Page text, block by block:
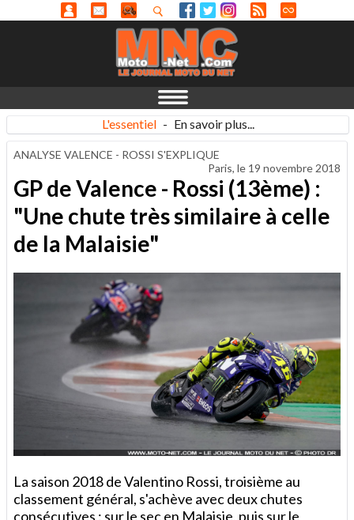
L'essentiel - En savoir plus...
ANALYSE VALENCE - ROSSI S'EXPLIQUE
Paris, le 19 novembre 2018
GP de Valence - Rossi (13ème) :
"Une chute très similaire à celle
de la Malaisie"
La saison 2018 de Valentino Rossi, troisième au
classement général, s'achève avec deux chutes
consécutives : sur le sec en Malaisie, puis sur le